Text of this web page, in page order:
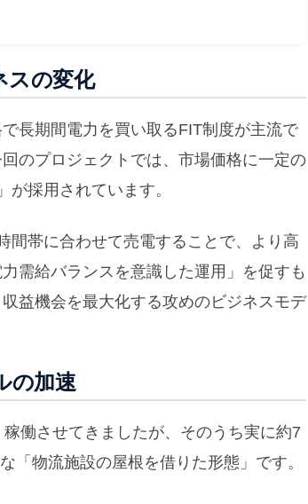
スの変化
長期間電力を買い取るFIT制度が主流で
のプロジェクトでは、市場価格に一定の
採用されています。
間帯に合わせて売電することで、より高
需給バランスを意識した運用」を促すも
益機会を最大化する攻めのビジネスモデ
の加速
働させてきましたが、そのうち実に約7
「物流施設の屋根を借りた形態」です。